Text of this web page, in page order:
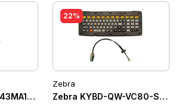
10 Batteries
22%
Zebra
Zebra KYBD-QW-VC80-S-1